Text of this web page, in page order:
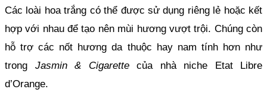
Các loài hoa trắng có thể được sử dụng riêng lẻ hoặc kết
hợp với nhau để tạo nên mùi hương vượt trội. Chúng còn
hỗ trợ các nốt hương da thuộc hay nam tính hơn như
trong Jasmin & Cigarette của nhà niche Etat Libre
d’Orange.